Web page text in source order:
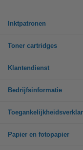
Inktpatronen
Toner cartridges
Klantendienst
Bedrijfsinformatie
Papier en fotopapier